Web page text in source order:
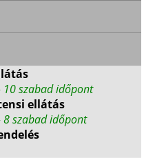
10 szabad időpont
ellátás
8 szabad időpont